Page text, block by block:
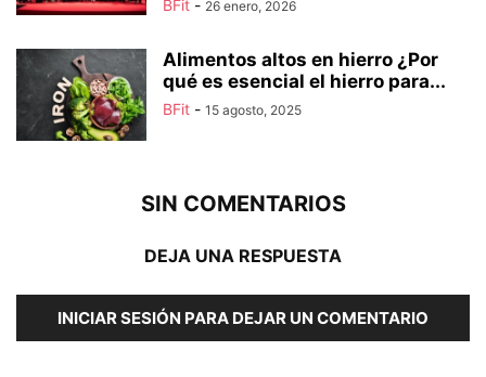
BFit - 26 enero, 2026
Alimentos altos en hierro ¿Por
qué es esencial el hierro para...
BFit - 15 agosto, 2025
SIN COMENTARIOS
DEJA UNA RESPUESTA
INICIAR SESIÓN PARA DEJAR UN COMENTARIO